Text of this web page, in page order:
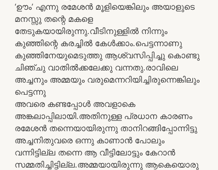
‘ഊം’ എന്നു രമേശന്‍ മൂളിയെങ്കിലും അയാളുടെ
മനസ്സു തന്റെ മകളെ
തേടുകയായിരുന്നു.വീടിനുള്ളില്‍ നിന്നും
കുഞ്ഞിന്റെ കരച്ചില്‍ കേള്‍ക്കാം.പെട്ടന്നാണു
കുഞ്ഞിനേയുമെടുത്തു ആശ്വസിപ്പിച്ചു കൊണ്ടു
ചിഞ്ചു വാതില്‍ക്കലേക്കു വന്നതു.രാവിലെ
അച്ചനും അമ്മയും വരുമെന്നറിയിച്ചിരുന്നെങ്കിലും
പെട്ടന്നു
അവരെ കണ്ടപ്പോള്‍ അവളാകെ
അങ്കലാപ്പിലായി.അതിനുള്ള പ്രധാന കാരണം
രമേശന്‍ തന്നെയായിരുന്നു താനിറങ്ങിപ്പോന്നിട്ടു
അച്ചനിതുവരെ ഒന്നു കാണാന്‍ പോലും
വന്നിട്ടില്ല തന്നെ ആ വീട്ടിലോട്ടും കേറാന്‍
സമ്മതിച്ചിട്ടില്ല.അമ്മയായിരുന്നു ആകെയൊരു